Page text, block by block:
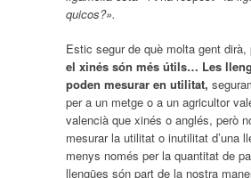
quicos?».
Estic segur de què molta gent dirà,
el xinés són més útils… Les
poden mesurar en utilitat,
per a un metge o a un agricultor
valencià que xinés o anglés, però
mesurar la utilitat o inutilitat d’una
menys només per la quantitat de
llengües són part de la nostra